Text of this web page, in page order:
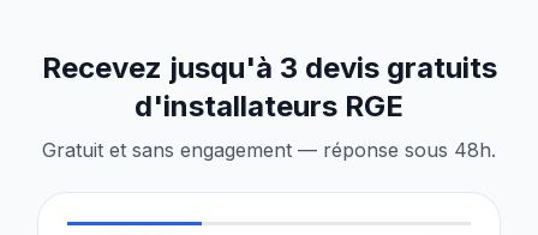
Recevez jusqu'à 3 devis gratuits
d'installateurs RGE
Gratuit et sans engagement — réponse sous 48h.